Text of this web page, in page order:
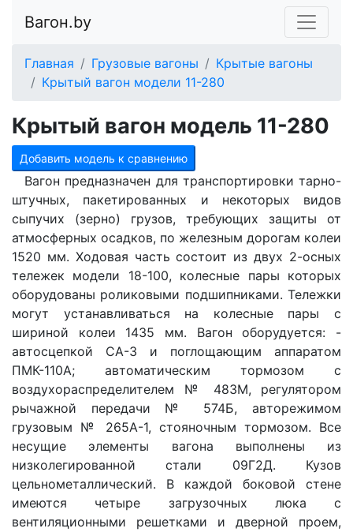
Вагон.by
Главная Грузовые вагоны
Крытые вагоны
Крытый вагон модели 11-280
Крытый вагон модель 11-280
Добавить модель к сравнению
Вагон предназначен для транспортировки тарно-
штучных, пакетированных и некоторых видов
сыпучих (зерно) грузов, требующих защиты от
атмосферных осадков, по железным дорогам колеи
1520 мм. Ходовая часть состоит из двух 2-осных
тележек модели 18-100, колесные пары которых
оборудованы роликовыми подшипниками. Тележки
могут устанавливаться на колесные пары с
шириной колеи 1435 мм. Вагон оборудуется: -
автосцепкой СА-3 и поглощающим аппаратом
ПМК-110А; автоматическим тормозом с
воздухораспределителем № 483М, регулятором
рычажной передачи № 574Б, авторежимом
грузовым № 265А-1, стояночным тормозом. Все
несущие элементы вагона выполнены из
низколегированной стали 09Г2Д. Кузов
цельнометаллический. В каждой боковой стене
имеются четыре загрузочных люка с
вентиляционными решетками и дверной проем,